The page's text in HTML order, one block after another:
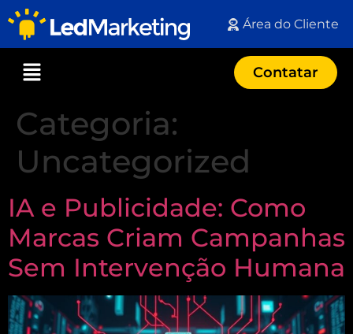
Área do Cliente
Contatar
Categoria:
Uncategorized
IA e Publicidade: Como
Marcas Criam Campanhas
Sem Intervenção Humana